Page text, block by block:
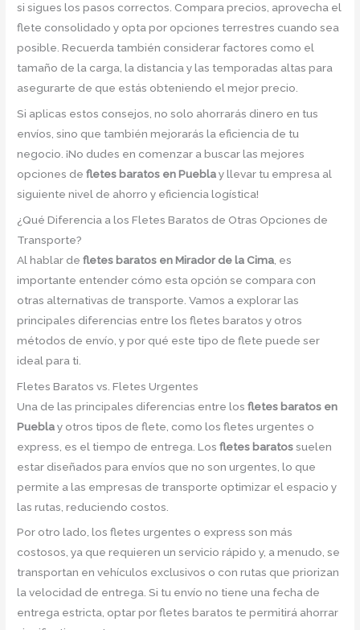
si sigues los pasos correctos. Compara precios, aprovecha el
flete consolidado y opta por opciones terrestres cuando sea
posible. Recuerda también considerar factores como el
tamaño de la carga, la distancia y las temporadas altas para
asegurarte de que estás obteniendo el mejor precio.
Si aplicas estos consejos, no solo ahorrarás dinero en tus
envíos, sino que también mejorarás la eficiencia de tu
negocio. ¡No dudes en comenzar a buscar las mejores
opciones defletes baratos en Pueblay llevar tu empresa al
siguiente nivel de ahorro y eficiencia logística!
¿Qué Diferencia a los Fletes Baratos de Otras Opciones de
Transporte?
Al hablar defletes baratos en Mirador de la Cima , es
importante entender cómo esta opción se compara con
otras alternativas de transporte. Vamos a explorar las
principales diferencias entre los fletes baratos y otros
métodos de envío, y por qué este tipo de flete puede ser
ideal para ti.
Fletes Baratos vs. Fletes Urgentes
Una de las principales diferencias entre losfletes baratos en
Pueblay otros tipos de flete, como los fletes urgentes o
express, es el tiempo de entrega. Losfletes baratossuelen
estar diseñados para envíos que no son urgentes, lo que
permite a las empresas de transporte optimizar el espacio y
las rutas, reduciendo costos.
Por otro lado, los fletes urgentes o express son más
costosos, ya que requieren un servicio rápido y, a menudo, se
transportan en vehículos exclusivos o con rutas que priorizan
la velocidad de entrega. Si tu envío no tiene una fecha de
entrega estricta, optar por fletes baratos te permitirá ahorrar